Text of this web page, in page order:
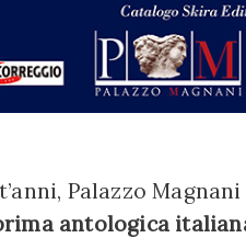
Palazzo
antologica